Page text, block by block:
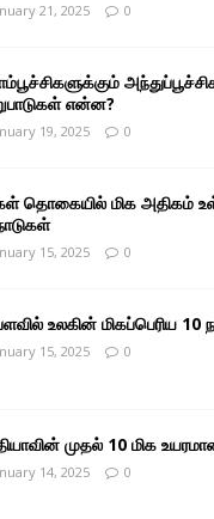
21, 2025 0
என்ன?
19, 2025 0
தொகையில் மிக அதிகம்
15, 2025 0
உலகின் மிகப்பெரிய 10
15, 2025 0
முதல் 10 மிக
14, 2025 0